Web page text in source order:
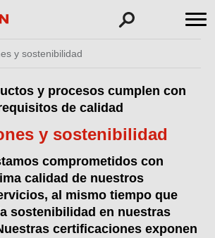
y sostenibilidad
y procesos cumplen con
de calidad
y sostenibilidad
comprometidos con
calidad de nuestros
al mismo tiempo que
sostenibilidad en nuestras
certificaciones exponen